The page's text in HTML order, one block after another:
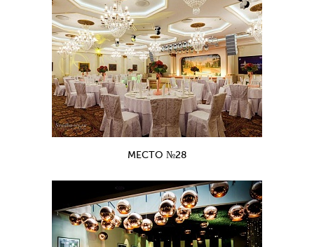
МЕСТО №28